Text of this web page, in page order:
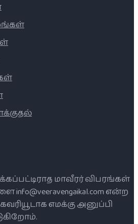
மாவீரர் விபரங்கள்
என்ற
எமக்கு அனுப்பி